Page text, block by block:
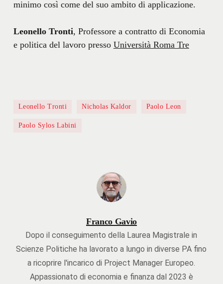
minimo così come del suo ambito di applicazione.
Leonello Tronti, Professore a contratto di Economia
e politica del lavoro presso Università Roma Tre
Leonello Tronti Nicholas Kaldor Paolo Leon
Paolo Sylos Labini
Franco Gavio
Dopo il conseguimento della Laurea Magistrale in
Scienze Politiche ha lavorato a lungo in diverse PA fino
a ricoprire l'incarico di Project Manager Europeo.
Appassionato di economia e finanza dal 2023 è